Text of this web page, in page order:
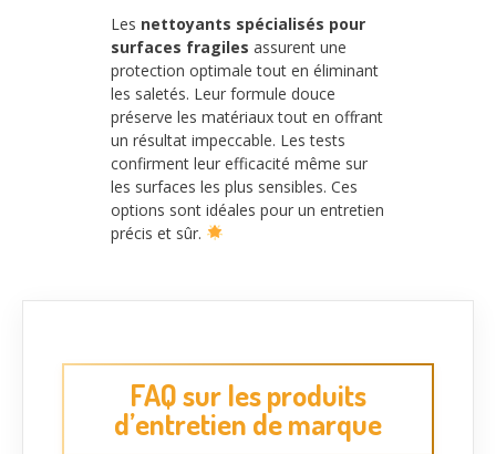
Les nettoyants spécialisés pour
surfaces fragiles assurent une
protection optimale tout en éliminant
les saletés. Leur formule douce
préserve les matériaux tout en offrant
un résultat impeccable. Les tests
confirment leur efficacité même sur
les surfaces les plus sensibles. Ces
options sont idéales pour un entretien
précis et sûr.
FAQ sur les produits
d’entretien de marque